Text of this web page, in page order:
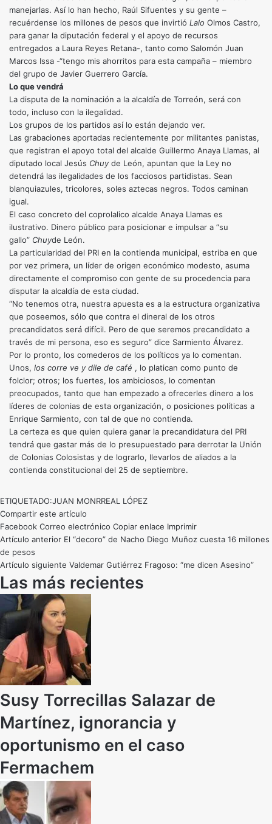
manejarlas. Así lo han hecho, Raúl Sifuentes y su gente –
recuérdense los millones de pesos que invirtió Lalo Olmos Castro,
para ganar la diputación federal y el apoyo de recursos
entregados a Laura Reyes Retana-, tanto como Salomón Juan
Marcos Issa -“tengo mis ahorritos para esta campaña – miembro
del grupo de Javier Guerrero García.
Lo que vendrá
La disputa de la nominación a la alcaldía de Torreón, será con
todo, incluso con la ilegalidad.
Los grupos de los partidos así lo están dejando ver.
Las grabaciones aportadas recientemente por militantes panistas,
que registran el apoyo total del alcalde Guillermo Anaya Llamas, al
diputado local Jesús Chuy de León, apuntan que la Ley no
detendrá las ilegalidades de los facciosos partidistas. Sean
blanquiazules, tricolores, soles aztecas negros. Todos caminan
igual.
El caso concreto del coprolalico alcalde Anaya Llamas es
ilustrativo. Dinero público para posicionar e impulsar a “su
gallo” Chuyde León.
La particularidad del PRI en la contienda municipal, estriba en que
por vez primera, un líder de origen económico modesto, asuma
directamente el compromiso con gente de su procedencia para
disputar la alcaldía de esta ciudad.
“No tenemos otra, nuestra apuesta es a la estructura organizativa
que poseemos, sólo que contra el dineral de los otros
precandidatos será difícil. Pero de que seremos precandidato a
través de mi persona, eso es seguro” dice Sarmiento Álvarez.
Por lo pronto, los comederos de los políticos ya lo comentan.
Unos, los corre ve y dile de café , lo platican como punto de
folclor; otros; los fuertes, los ambiciosos, lo comentan
preocupados, tanto que han empezado a ofrecerles dinero a los
líderes de colonias de esta organización, o posiciones políticas a
Enrique Sarmiento, con tal de que no contienda.
La certeza es que quien quiera ganar la precandidatura del PRI
tendrá que gastar más de lo presupuestado para derrotar la Unión
de Colonias Colosistas y de lograrlo, llevarlos de aliados a la
contienda constitucional del 25 de septiembre.
ETIQUETADO:JUAN MONRREAL LÓPEZ
Compartir este artículo
Facebook Correo electrónico Copiar enlace Imprimir
Artículo anterior El “decoro” de Nacho Diego Muñoz cuesta 16 millones
de pesos
Artículo siguiente Valdemar Gutiérrez Fragoso: “me dicen Asesino”
Las más recientes
Susy Torrecillas Salazar de
Martínez, ignorancia y
oportunismo en el caso
Fermachem